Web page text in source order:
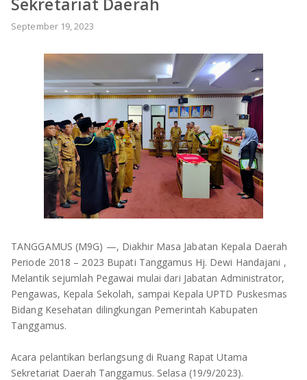
NASIONAL
BANDAR LAMPUNG
LAMPUNG TENGAH
LAMPUNG UTARA
LAMPUNG TIMUR
LAMPUNG BARAT
LAMPUNG SELATAN
PESAWARAN
PESISIR BARAT
HUKUM-KRIMINAL
ADVETORIAL
September 19, 2023
TANGGAMUS (M9G) —, Diakhir Masa Jabatan Kepala Daerah
Periode 2018 – 2023 Bupati Tanggamus Hj. Dewi Handajani ,
Melantik sejumlah Pegawai mulai dari Jabatan Administrator,
Pengawas, Kepala Sekolah, sampai Kepala UPTD Puskesmas
Bidang Kesehatan dilingkungan Pemerintah Kabupaten
Tanggamus.
Acara pelantikan berlangsung di Ruang Rapat Utama
Sekretariat Daerah Tanggamus. Selasa (19/9/2023).